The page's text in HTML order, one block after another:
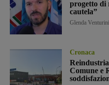
progetto di
cautela”
Glenda Venturini
Cronaca
Comune e